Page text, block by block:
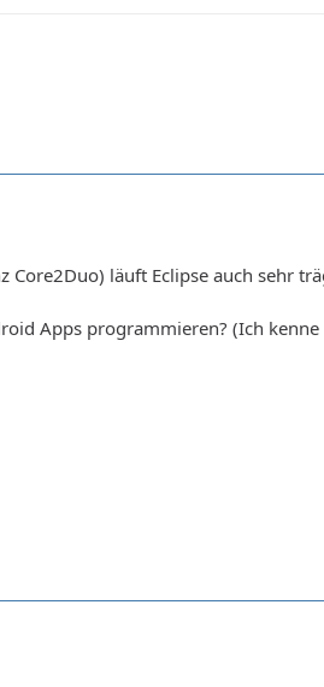
läuft Eclipse auch sehr
Apps programmieren? (Ich kenne